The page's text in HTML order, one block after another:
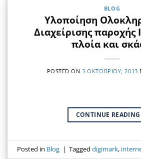
BLOG
Υλοποίηση
Διαχείρισης
πλοία και
POSTED ON3 ΟΚΤΩΒΡΊΟΥ, 2013
CONTINUE READING
Posted in Blog | Taggeddigimark,